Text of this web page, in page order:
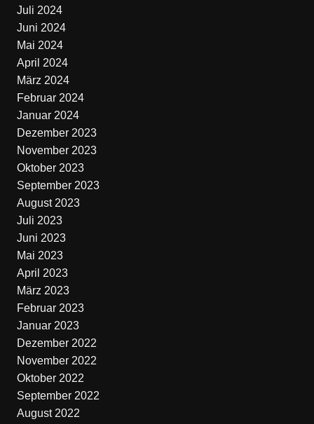
Juli 2024
Juni 2024
Mai 2024
April 2024
März 2024
Februar 2024
Januar 2024
Dezember 2023
November 2023
Oktober 2023
September 2023
August 2023
Juli 2023
Juni 2023
Mai 2023
April 2023
März 2023
Februar 2023
Januar 2023
Dezember 2022
November 2022
Oktober 2022
September 2022
August 2022